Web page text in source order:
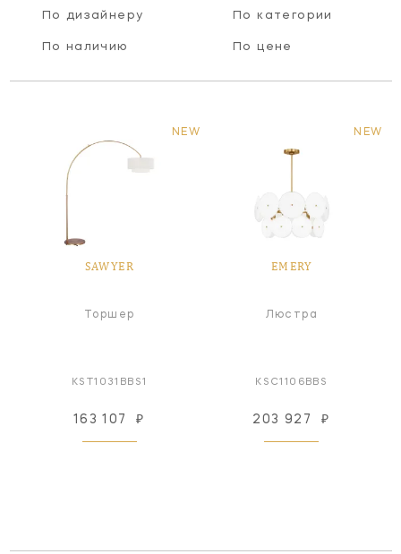
По дизайнеру По категории
По наличию По цене
NEW
SAWYER
Торшер
KST1031BBS1
163 107 ₽
NEW
EMERY
Люстра
KSC1106BBS
203 927 ₽